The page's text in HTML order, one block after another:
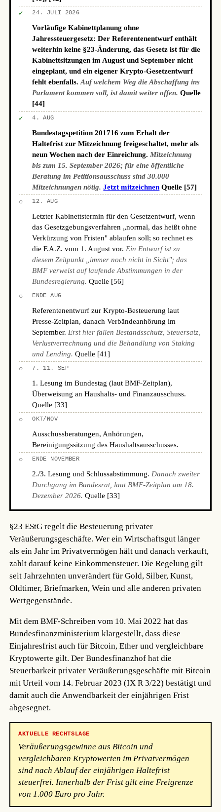
✓ 24. JULI 2026
Vorläufige Kabinettplanung ohne
Jahressteuergesetz: Der Referentenentwurf enthält
weiterhin keine §23-Änderung, das Gesetz ist für die
Kabinettsitzungen im August und September nicht
eingeplant, und ein eigener Krypto-Gesetzentwurf
fehlt ebenfalls.Auf welchem Weg die Abschaffung ins
Parlament kommen soll, ist damit weiter offen. Quelle
[44]
✓ 4. AUG
Bundestagspetition 201716 zum Erhalt der
Haltefrist zur Mitzeichnung freigeschaltet, mehr als
neun Wochen nach der Einreichung. Mitzeichnung
bis zum 15. September 2026; für eine öffentliche
Beratung im Petitionsausschuss sind 30.000
Mitzeichnungen nötig. Jetzt mitzeichnen Quelle [57]
○ 12. AUG
Letzter Kabinettstermin für den Gesetzentwurf, wenn
das Gesetzgebungsverfahren „normal, das heißt ohne
Verkürzung von Fristen" ablaufen soll; so rechnet es
die F.A.Z. vom 1. August vor. Ein Entwurf ist zu
diesem Zeitpunkt „immer noch nicht in Sicht"; das
BMF verweist auf laufende Abstimmungen in der
Bundesregierung. Quelle [56]
○ ENDE AUG
Referentenentwurf zur Krypto-Besteuerung laut
Presse-Zeitplan, danach Verbändeanhörung im
September. Erst hier fallen Bestandsschutz, Steuersatz,
Verlustverrechnung und die Behandlung von Staking
und Lending. Quelle [41]
○ 7.–11. SEP
1. Lesung im Bundestag (laut BMF-Zeitplan),
Überweisung an Haushalts- und Finanzausschuss.
Quelle [33]
○ OKT/NOV
Ausschussberatungen, Anhörungen,
Bereinigungssitzung des Haushaltsausschusses.
○ ENDE NOVEMBER
2./3. Lesung und Schlussabstimmung. Danach zweiter
Durchgang im Bundesrat, laut BMF-Zeitplan am 18.
Dezember 2026. Quelle [33]
§23 EStG regelt die Besteuerung privater
Veräußerungsgeschäfte. Wer ein Wirtschaftsgut länger
als ein Jahr im Privatvermögen hält und danach verkauft,
zahlt darauf keine Einkommensteuer. Die Regelung gilt
seit Jahrzehnten unverändert für Gold, Silber, Kunst,
Oldtimer, Briefmarken, Wein und alle anderen privaten
Wertgegenstände.
Mit dem BMF-Schreiben vom 10. Mai 2022 hat das
Bundesfinanzministerium klargestellt, dass diese
Einjahresfrist auch für Bitcoin, Ether und vergleichbare
Kryptowerte gilt. Der Bundesfinanzhof hat die
Steuerbarkeit privater Veräußerungsgeschäfte mit Bitcoin
mit Urteil vom 14. Februar 2023 (IX R 3/22) bestätigt und
damit auch die Anwendbarkeit der einjährigen Frist
abgesegnet.
AKTUELLE RECHTSLAGE
Veräußerungsgewinne aus Bitcoin und
vergleichbaren Kryptowerten im Privatvermögen
sind nach Ablauf der einjährigen Haltefrist
steuerfrei. Innerhalb der Frist gilt eine Freigrenze
von 1.000 Euro pro Jahr.